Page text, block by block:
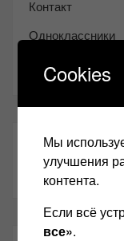
Контакт
Одноклассники
Youtube
ТАКЖЕ
Cookies
Мы
улучшения
контента.
Если всё
все».